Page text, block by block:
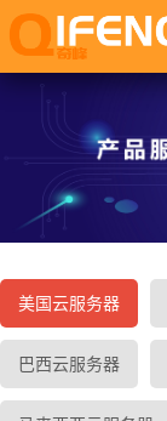
美国云服务器
巴西云服务器